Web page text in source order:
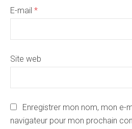
E-mail *
Site web
Enregistrer mon nom, mon e-
navigateur pour mon prochain